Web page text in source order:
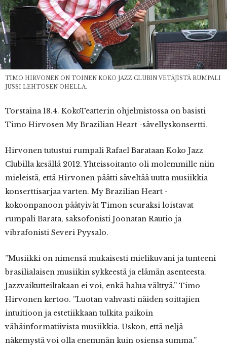
TIMO HIRVONEN ON TOINEN KOKO JAZZ CLUBIN VETÄJISTÄ RUMPALI
JUSSI LEHTOSEN OHELLA.
Torstaina 18.4. KokoTeatterin ohjelmistossa on basisti
Timo Hirvosen My Brazilian Heart -sävellyskonsertti.
Hirvonen tutustui rumpali Rafael Barataan Koko Jazz
Clubilla kesällä 2012. Yhteissoitanto oli molemmille niin
mieleistä, että Hirvonen päätti säveltää uutta musiikkia
konserttisarjaa varten. My Brazilian Heart -
kokoonpanoon päätyivät Timon seuraksi loistavat
rumpali Barata, saksofonisti Joonatan Rautio ja
vibrafonisti Severi Pyysalo.
”Musiikki on nimensä mukaisesti mielikuvani ja tunteeni
brasilialaisen musiikin sykkeestä ja elämän asenteesta.
Jazzvaikutteiltakaan ei voi, enkä halua välttyä.” Timo
Hirvonen kertoo. ”Luotan vahvasti näiden soittajien
intuitioon ja estetiikkaan tulkita paikoin
vähäinformatiivista musiikkia. Uskon, että neljä
näkemystä voi olla enemmän kuin osiensa summa.”